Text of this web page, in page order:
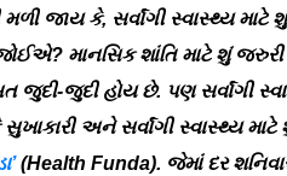
મળી જાય કે, સર્વાંગી સ્વાસ્થ્ય
માનસિક શાંતિ માટે શું
જુદી-જુદી હોય છે. પણ સર્વાંગી
અને સર્વાંગી સ્વાસ્થ્ય માટે
(Health Funda). જેમાં દર